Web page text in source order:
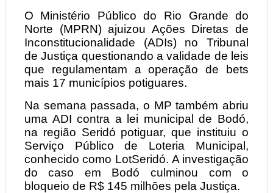
O Ministério Público do Rio Grande do
Norte (MPRN) ajuizou Ações Diretas de
Inconstitucionalidade (ADIs) no Tribunal
de Justiça questionando a validade de leis
que regulamentam a operação de bets
mais 17 municípios potiguares.
Na semana passada, o MP também abriu
uma ADI contra a lei municipal de Bodó,
na região Seridó potiguar, que instituiu o
Serviço Público de Loteria Municipal,
conhecido como LotSeridó. A investigação
do caso em Bodó culminou com o
bloqueio de R$ 145 milhões pela Justiça.